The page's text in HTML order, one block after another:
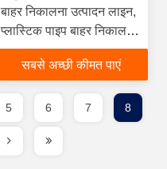
बाहर निकालना उत्पादन लाइन,
प्लास्टिक पाइप बाहर निकालना
मशीन
सबसे अच्छी कीमत पाएं
5 6 7 8